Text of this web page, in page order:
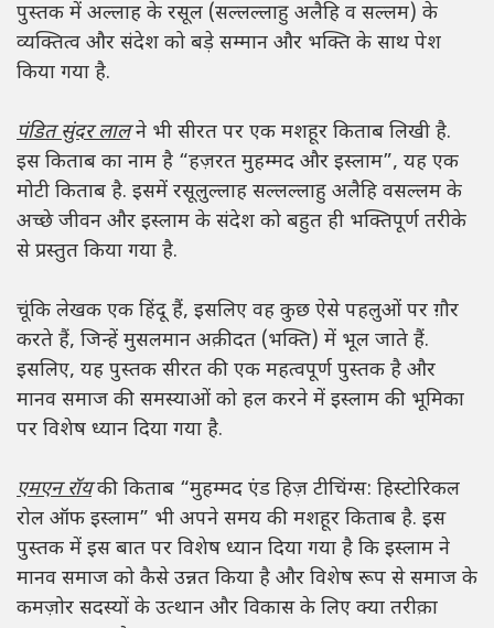
पुस्तक में अल्लाह के रसूल (सल्लल्लाहु अलैहि व सल्लम) के
व्यक्तित्व और संदेश को बड़े सम्मान और भक्ति के साथ पेश
किया गया है.
पंडित सुंदर लालने भी सीरत पर एक मशहूर किताब लिखी है.
इस किताब का नाम है “हज़रत मुहम्मद और इस्लाम”, यह एक
मोटी किताब है. इसमें रसूलुल्लाह सल्लल्लाहु अलैहि वसल्लम के
अच्छे जीवन और इस्लाम के संदेश को बहुत ही भक्तिपूर्ण तरीके
से प्रस्तुत किया गया है.
चूंकि लेखक एक हिंदू हैं, इसलिए वह कुछ ऐसे पहलुओं पर ग़ौर
करते हैं, जिन्हें मुसलमान अक़ीदत (भक्ति) में भूल जाते हैं.
इसलिए, यह पुस्तक सीरत की एक महत्वपूर्ण पुस्तक है और
मानव समाज की समस्याओं को हल करने में इस्लाम की भूमिका
पर विशेष ध्यान दिया गया है.
एमएन रॉयकी किताब “मुहम्मद एंड हिज़ टीचिंग्स: हिस्टोरिकल
रोल ऑफ इस्लाम” भी अपने समय की मशहूर किताब है. इस
पुस्तक में इस बात पर विशेष ध्यान दिया गया है कि इस्लाम ने
मानव समाज को कैसे उन्नत किया है और विशेष रूप से समाज के
कमज़ोर सदस्यों के उत्थान और विकास के लिए क्या तरीक़ा